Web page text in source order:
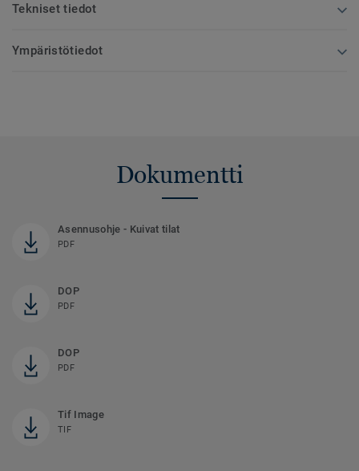
Tekniset tiedot
Ympäristötiedot
Dokumentti
Asennusohje - Kuivat tilat
PDF
DOP
PDF
DOP
PDF
Tif Image
TIF